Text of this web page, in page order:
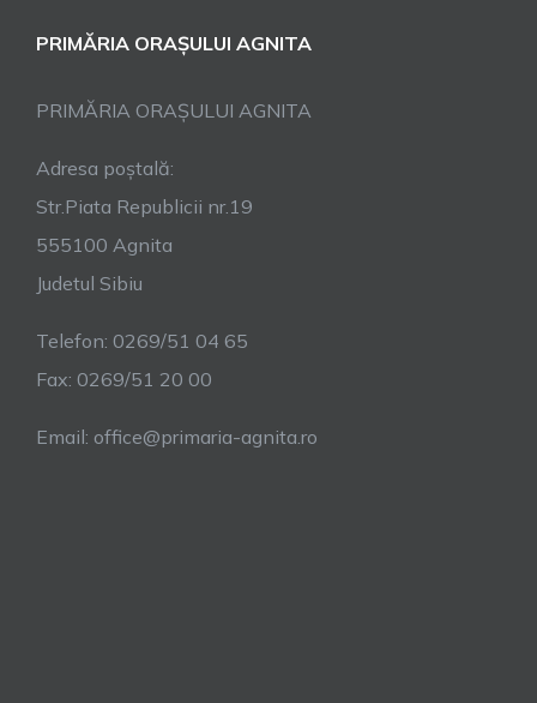
PRIMĂRIA ORAȘULUI AGNITA
PRIMĂRIA ORAȘULUI AGNITA
Adresa poștală:
Str.Piata Republicii nr.19
555100 Agnita
Judetul Sibiu
Telefon: 0269/51 04 65
Fax: 0269/51 20 00
Email: office@primaria-agnita.ro